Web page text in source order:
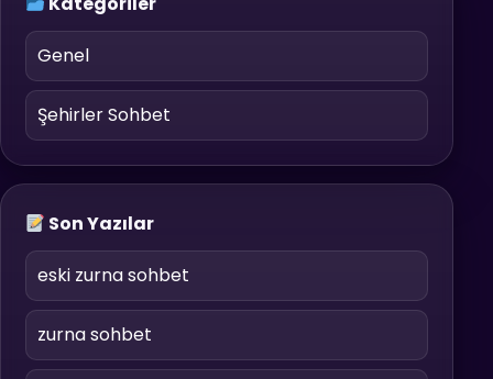
Genel
Şehirler Sohbet
Son Yazılar
eski zurna sohbet
zurna sohbet